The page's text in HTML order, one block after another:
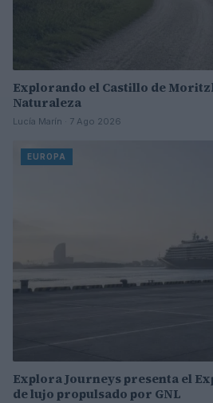
Explorando el Castillo de
Naturaleza
Lucía Marín · 7 Ago 2026
EUROPA
Explora Journeys presenta el
de lujo propulsado por GNL